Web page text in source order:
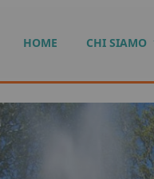
HOME CHI SIAMO